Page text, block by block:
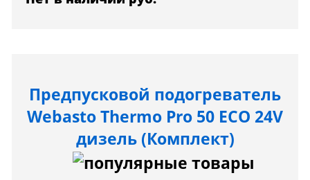
Предпусковой подогреватель
Webasto Thermo Pro 50 ECO 24V
дизель (Комплект)